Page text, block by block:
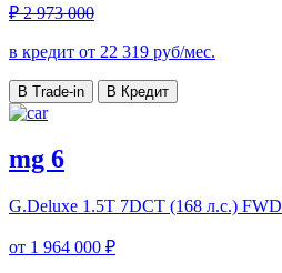
₽ 2 973 000
в кредит от 22 319 руб/мес.
В Trade-in В Кредит
mg 6
G.Deluxe 1.5T 7DCT (168 л.с.) FWD
от 1 964 000 ₽